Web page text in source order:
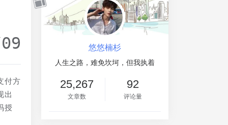
付方
出
授
悠悠楠杉
人生之路，难免坎坷，但我执着
25,267
文章数
92
评论量